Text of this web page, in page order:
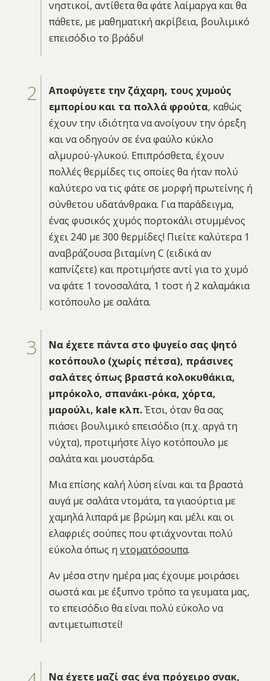
νηστικοί, αντίθετα θα φάτε λαίμαργα και θα
πάθετε, με μαθηματική ακρίβεια, βουλιμικό
επεισόδιο το βράδυ!
Αποφύγετε την ζάχαρη, τους χυμούς
εμπορίου και τα πολλά φρούτα, καθώς
έχουν την ιδιότητα να ανοίγουν την όρεξη
και να οδηγούν σε ένα φαύλο κύκλο
αλμυρού-γλυκού. Επιπρόσθετα, έχουν
πολλές θερμίδες τις οποίες θα ήταν πολύ
καλύτερο να τις φάτε σε μορφή πρωτείνης ή
σύνθετου υδατάνθρακα. Για παράδειγμα,
ένας φυσικός χυμός πορτοκάλι στυμμένος
έχει 240 με 300 θερμίδες! Πιείτε καλύτερα 1
αναβράζουσα βιταμίνη C (ειδικά αν
καπνίζετε) και προτιμήστε αντί για το χυμό
να φάτε 1 τονοσαλάτα, 1 τοστ ή 2 καλαμάκια
κοτόπουλο με σαλάτα.
Να έχετε πάντα στο ψυγείο σας ψητό
κοτόπουλο (χωρίς πέτσα), πράσινες
σαλάτες όπως βραστά κολοκυθάκια,
μπρόκολο, σπανάκι-ρόκα, χόρτα,
μαρούλι, kale κλπ.Έτσι, όταν θα σας
πιάσει βουλιμικό επεισόδιο (π.χ. αργά τη
νύχτα), προτιμήστε λίγο κοτόπουλο με
σαλάτα και μουστάρδα.
Μια επίσης καλή λύση είναι και τα βραστά
αυγά με σαλάτα ντομάτα, τα γιαούρτια με
χαμηλά λιπαρά με βρώμη και μέλι και οι
ελαφριές σούπες που φτιάχνονται πολύ
εύκολα όπως η ντοματόσουπα.
Αν μέσα στην ημέρα μας έχουμε μοιράσει
σωστά και με έξυπνο τρόπο τα γευματα μας,
το επεισόδιο θα είναι πολύ εύκολο να
αντιμετωπιστεί!
Να έχετε μαζί σας ένα πρόχειρο σνακ,